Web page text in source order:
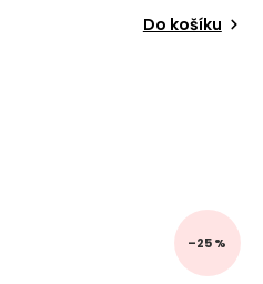
Do košíku
–25 %